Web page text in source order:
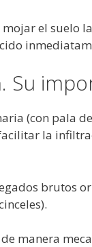
el suelo
Su
(con pala
la
brutos
manera